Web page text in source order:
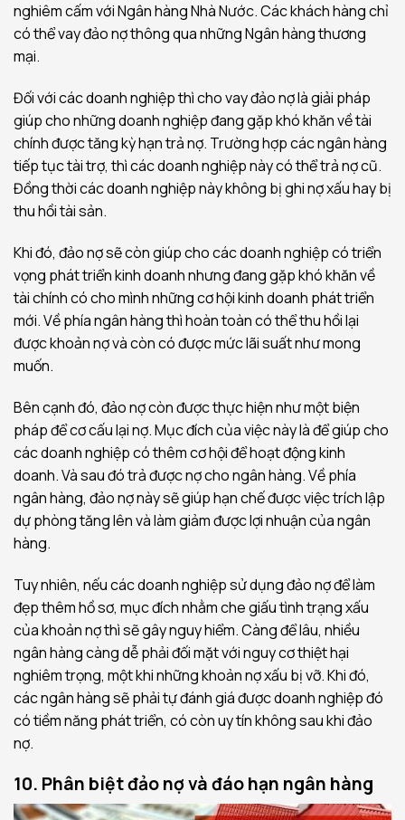
nghiêm cấm với Ngân hàng Nhà Nước. Các khách hàng chỉ
có thể vay đảo nợ thông qua những Ngân hàng thương
mại.
Đối với các doanh nghiệp thì cho vay đảo nợ là giải pháp
giúp cho những doanh nghiệp đang gặp khó khăn về tài
chính được tăng kỳ hạn trả nợ. Trường hợp các ngân hàng
tiếp tục tài trợ, thì các doanh nghiệp này có thể trả nợ cũ.
Đồng thời các doanh nghiệp này không bị ghi nợ xấu hay bị
thu hồi tài sản.
Khi đó, đảo nợ sẽ còn giúp cho các doanh nghiệp có triển
vọng phát triển kinh doanh nhưng đang gặp khó khăn về
tài chính có cho mình những cơ hội kinh doanh phát triển
mới. Về phía ngân hàng thì hoàn toàn có thể thu hồi lại
được khoản nợ và còn có được mức lãi suất như mong
muốn.
Bên cạnh đó, đảo nợ còn được thực hiện như một biện
pháp để cơ cấu lại nợ. Mục đích của việc này là để giúp cho
các doanh nghiệp có thêm cơ hội để hoạt động kinh
doanh. Và sau đó trả được nợ cho ngân hàng. Về phía
ngân hàng, đảo nợ này sẽ giúp hạn chế được việc trích lập
dự phòng tăng lên và làm giảm được lợi nhuận của ngân
hàng.
Tuy nhiên, nếu các doanh nghiệp sử dụng đảo nợ để làm
đẹp thêm hồ sơ, mục đích nhằm che giấu tình trạng xấu
của khoản nợ thì sẽ gây nguy hiểm. Càng để lâu, nhiều
ngân hàng càng dễ phải đối mặt với nguy cơ thiệt hại
nghiêm trọng, một khi những khoản nợ xấu bị vỡ. Khi đó,
các ngân hàng sẽ phải tự đánh giá được doanh nghiệp đó
có tiềm năng phát triển, có còn uy tín không sau khi đảo
nợ.
10. Phân biệt đảo nợ và đáo hạn ngân hàng